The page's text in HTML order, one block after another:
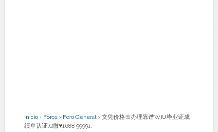
Inicio › Foros › Foro General › 文凭价格☏办理靠谱WIU毕业证成
绩单认证,Q微♥1688 99991,